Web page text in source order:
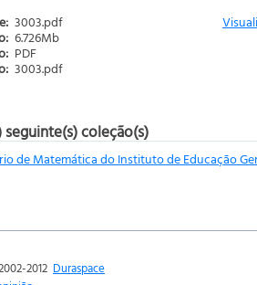
3003.pdf
6.726Mb
PDF
3003.pdf
coleção(s)
de Matemática do Instituto de Educação
2012 Duraspace